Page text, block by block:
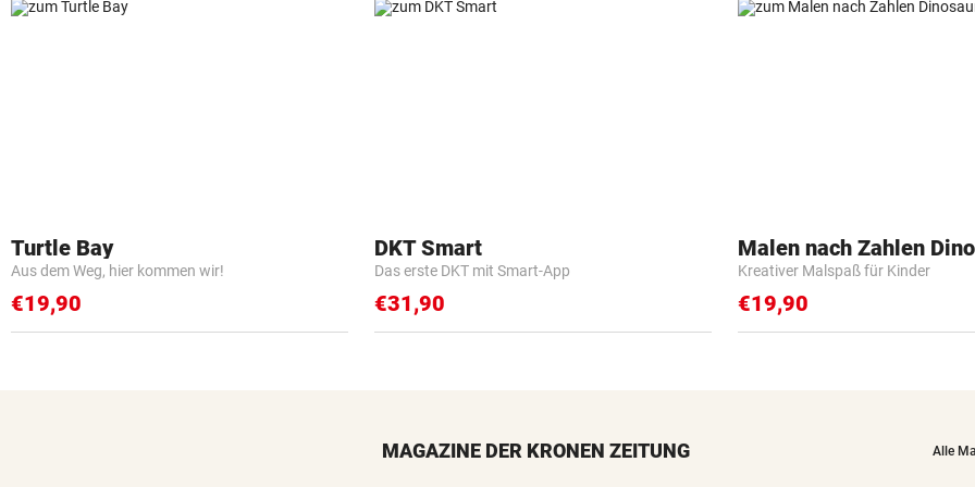
Turtle Bay
Aus dem Weg, hier kommen wir!
€19,90
DKT Smart
Das erste DKT mit Smart-App
€31,90
Malen nach Zahlen
Kreativer Malspaß für Kinder
€19,90
MAGAZINE DER KRONEN ZEITUNG Alle